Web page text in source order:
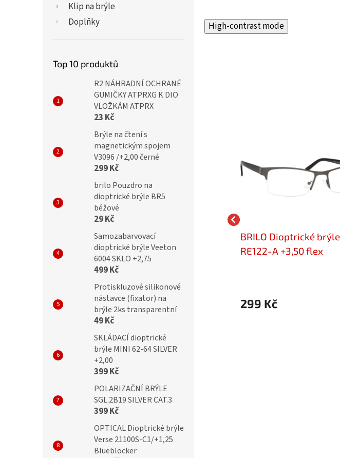
Klip na brýle
Doplňky
Top 10 produktů
R2 NÁHRADNÍ OCHRANÉ
GUMIČKY ATPRXG K DIO
VLOŽKÁM ATPRX
23 Kč
Brýle na čtení s
magnetickým spojem
V3096 /+2,00 černé
299 Kč
brilo Pouzdro na
dioptrické brýle BR5
béžové
29 Kč
Samozabarvovací
dioptrické brýle Veeton
6004 SKLO +2,75
499 Kč
Protiskluzové silikonové
nástavce (fixator) na
brýle 2ks transparentní
49 Kč
SKLÁDACÍ dioptrické
brýle MINI 62-64 SILVER
+2,00
399 Kč
POLARIZAČNÍ BRÝLE
SGL.2B19 SILVER CAT.3
399 Kč
OPTICAL Dioptrické brýle
Verse 21100S-C1/+1,25
Blueblocker
High-contrast mode
BRILO Dioptrické brýle
RE152-C +3,50 flex
299 Kč
BRILO Dioptrické brýle
RE122-A +3,50 flex
299 Kč